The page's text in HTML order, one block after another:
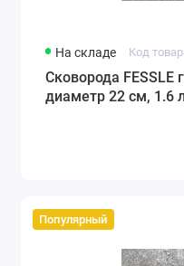
На складе Код
Сковорода FESSLE
диаметр 22 см, 1.6
Популярный